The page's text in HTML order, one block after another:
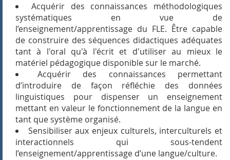
Acquérir des connaissances méthodologiques
systématiques en vue de
l’enseignement/apprentissage du FLE. Être capable
de construire des séquences didactiques adéquates
tant à l'oral qu'à l'écrit et d'utiliser au mieux le
matériel pédagogique disponible sur le marché.
Acquérir des connaissances permettant
d’introduire de façon réfléchie des données
linguistiques pour dispenser un enseignement
mettant en valeur le fonctionnement de la langue en
tant que système organisé.
Sensibiliser aux enjeux culturels, interculturels et
interactionnels qui sous-tendent
l’enseignement/apprentissage d’une langue/culture.